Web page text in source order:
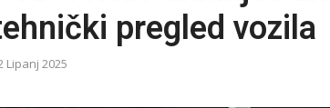
pregled vozila
Lipanj 2025